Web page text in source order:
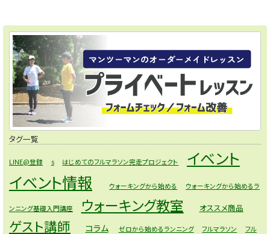
タグ一覧
LINE@登録 s はじめてのフルマラソン完走プロジェクト
イベント
イベント情報
ウォーキングから始める ウォーキングから始めるラ
ンニング基礎入門講座 ウォーキング教室 オススメ商品
ゲスト講師 コラム ゼロから始めるランニング フルマラソン フル